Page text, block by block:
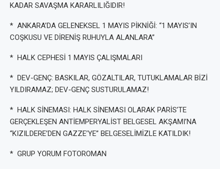
KADAR SAVAŞMA KARARLILIĞIDIR!
* ANKARA’DA GELENEKSEL 1 MAYIS PİKNİĞİ: “1 MAYIS’IN
COŞKUSU VE DİRENİŞ RUHUYLA ALANLARA”
* HALK CEPHESİ 1 MAYIS ÇALIŞMALARI
* DEV-GENÇ: BASKILAR, GÖZALTILAR, TUTUKLAMALAR BİZİ
YILDIRAMAZ; DEV-GENÇ SUSTURULAMAZ!
* HALK SİNEMASI: HALK SİNEMASI OLARAK PARİS’TE
GERÇEKLEŞEN ANTİEMPERYALİST BELGESEL AKŞAMI’NA
“KIZILDERE’DEN GAZZE’YE” BELGESELİMİZLE KATILDIK!
* GRUP YORUM FOTOROMAN